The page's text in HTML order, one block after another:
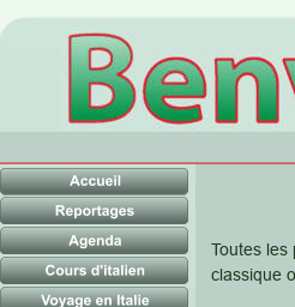
Toutes les
classique